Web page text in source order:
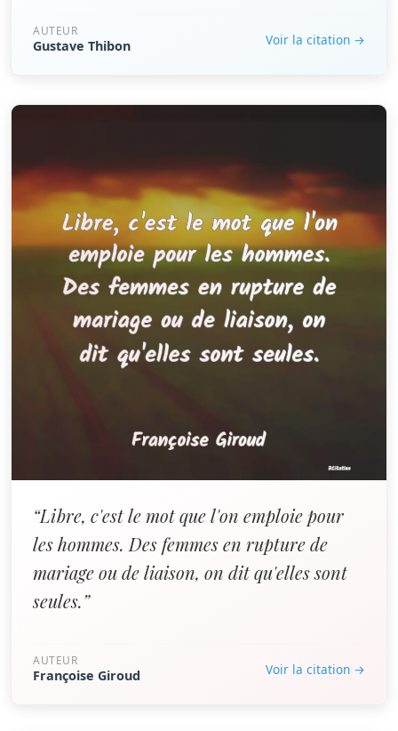
AUTEUR
Gustave Thibon Voir la citation →
“Libre, c'est le mot que l'on emploie pour
les hommes. Des femmes en rupture de
mariage ou de liaison, on dit qu'elles sont
seules.”
AUTEUR
Françoise Giroud Voir la citation →